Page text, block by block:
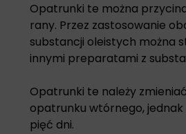
Opatrunki te można
rany. Przez zastosowanie
substancji oleistych można
innymi preparatami z
Opatrunki te należy
opatrunku wtórnego, jednak
pięć dni.